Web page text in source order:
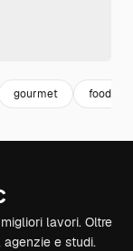
gourmet food
lavori. Oltre
agenzie e studi.